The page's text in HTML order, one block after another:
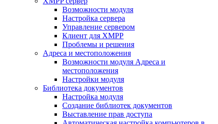
Возможности модуля
Настройка сервера
Управление сервером
Клиент для XMPP
Проблемы и решения
Адреса и местоположения
Возможности модуля Адреса и
местоположения
Настройки модуля
Библиотека документов
Настройка модуля
Создание библиотек документов
Выставление прав доступа